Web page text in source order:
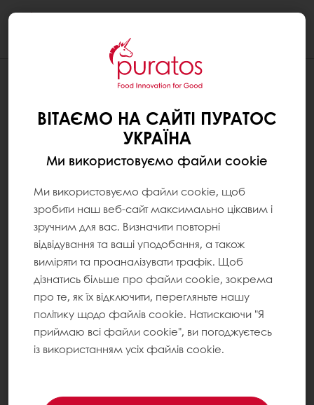
ВІТАЄМО НА САЙТІ ПУРАТОС
УКРАЇНА
Ми використовуємо файли cookie
Ми використовуємо файли cookie, щоб
зробити наш веб-сайт максимально цікавим і
зручним для вас. Визначити повторні
відвідування та ваші уподобання, а також
виміряти та проаналізувати трафік. Щоб
дізнатись більше про файли cookie, зокрема
про те, як їх відключити, перегляньте нашу
політику щодо файлів cookie. Натискаючи "Я
приймаю всі файли cookie", ви погоджуєтесь
із використанням усіх файлів cookie.